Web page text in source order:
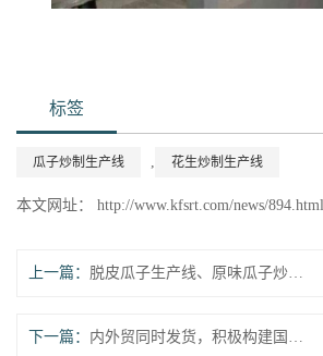
标签
瓜子炒制生产线 花生炒制生产线
本文网址： http://www.kfsrt.com/news/894.html
上一篇：
下一篇：